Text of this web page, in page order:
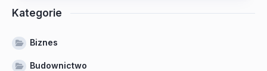
Kategorie
Biznes
Budownictwo